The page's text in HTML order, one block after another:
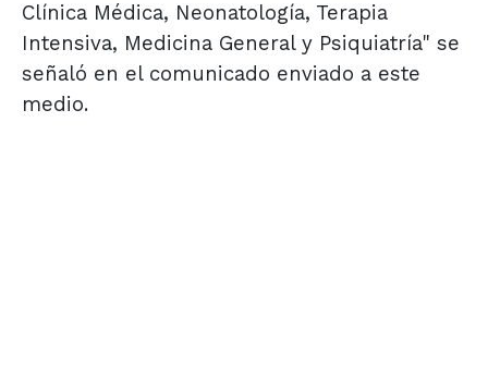
Clínica Médica, Neonatología, Terapia
Intensiva, Medicina General y Psiquiatría" se
señaló en el comunicado enviado a este
medio.